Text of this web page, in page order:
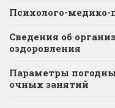
Психолого-медико-
Сведения об
оздоровления
Параметры
очных занятий